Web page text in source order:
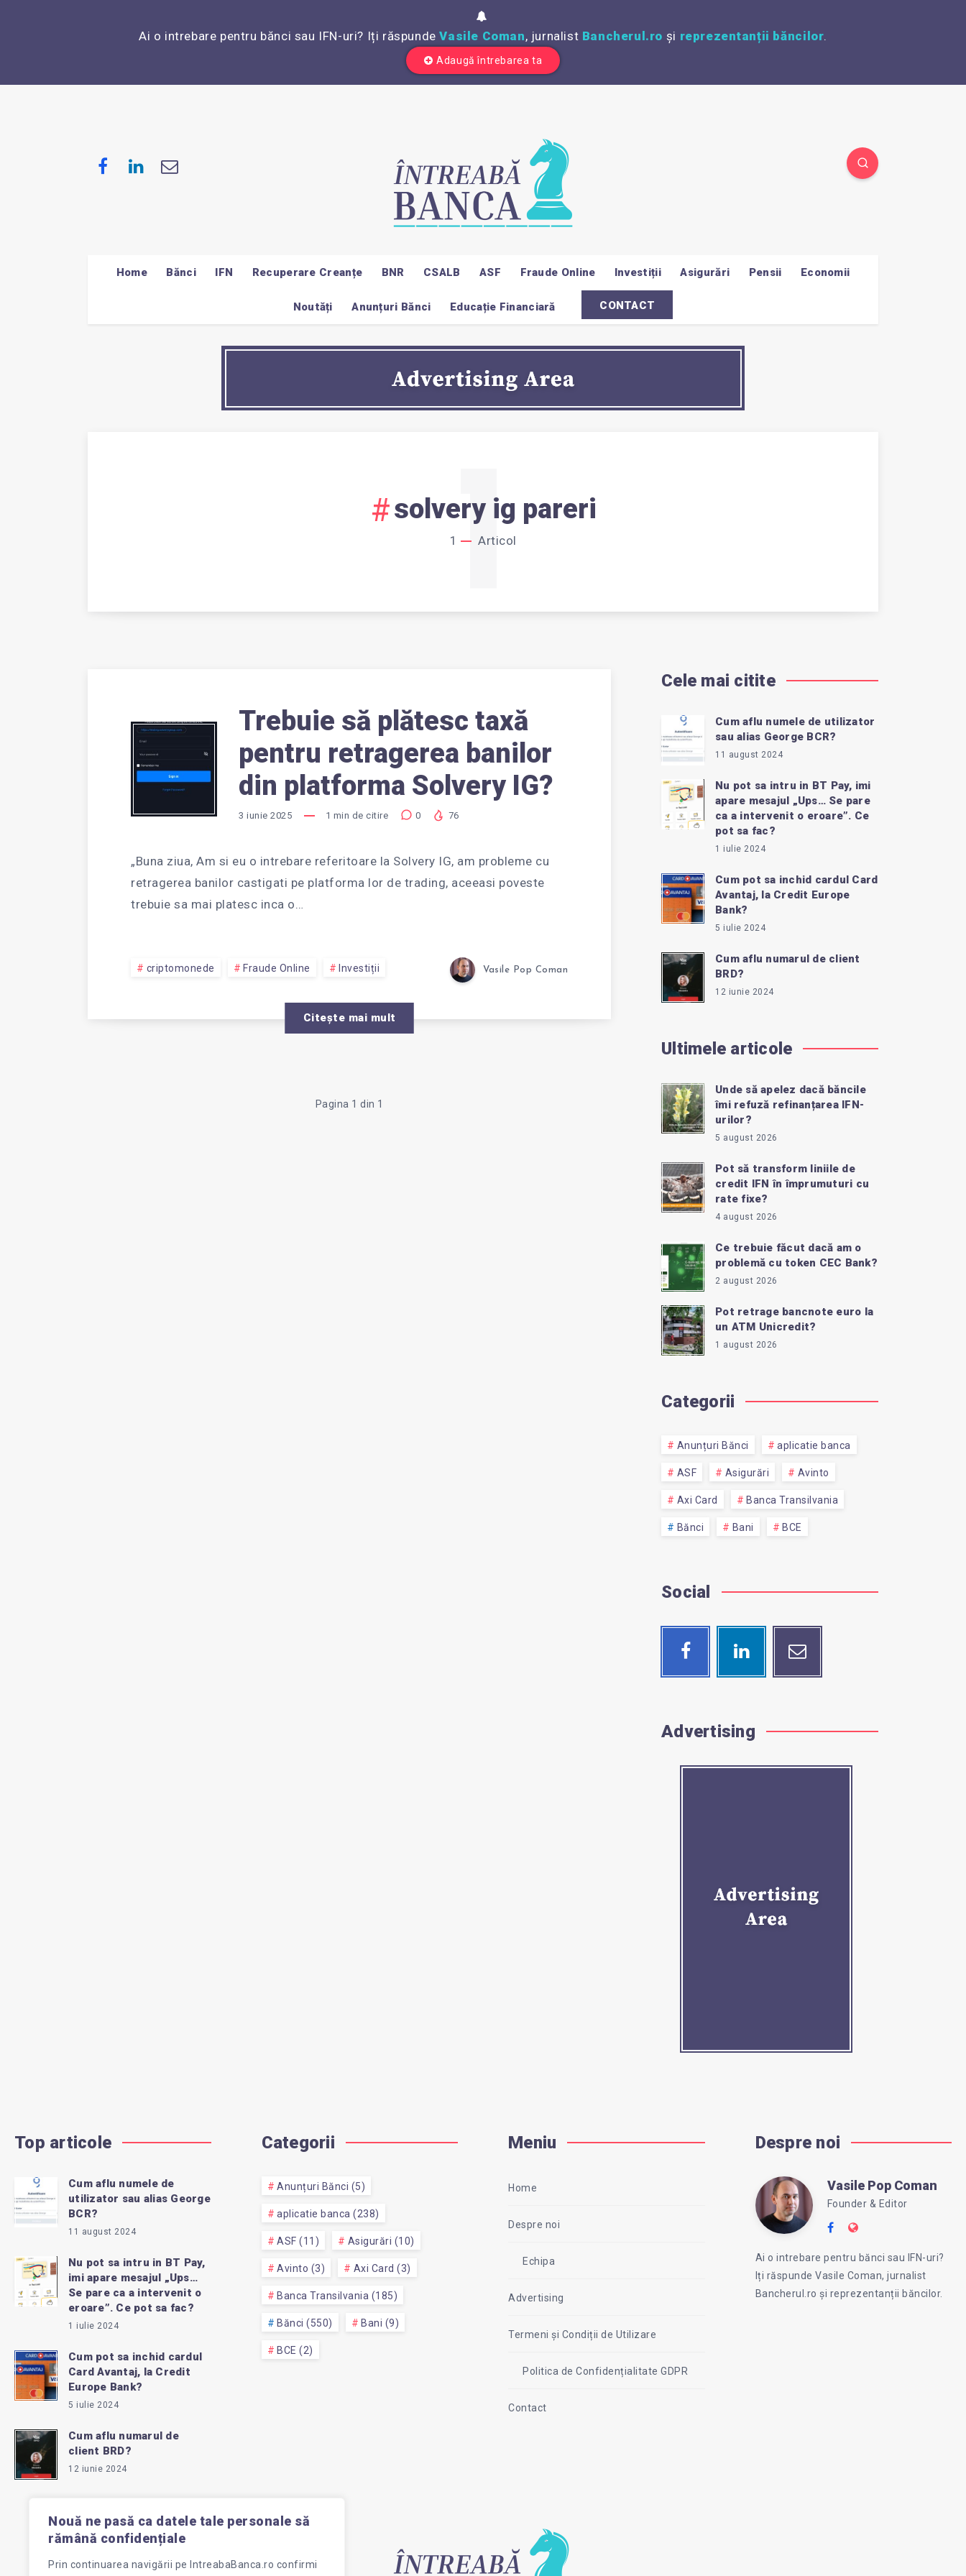
Nouă ne pasă ca datele tale personale să
rămână confidențiale
Prin continuarea navigării pe IntreabaBanca.ro confirmi
Ai o intrebare pentru bănci sau IFN-uri? Iți răspundeVasile Coman, jurnalist Bancherul.ro și reprezentanții băncilor.
Adaugă întrebarea ta
Home Bănci IFN Recuperare Creanțe BNR CSALB ASF Fraude Online Investiții Asigurări Pensii Economii
Noutăți Anunțuri Bănci Educație Financiară CONTACT
solvery ig pareri
1 Articol
1
TREBUIE
SĂ
PLĂTESC
TAXĂ
PENTRU
RETRAGEREA
BANILOR
Trebuie să plătesc taxă
pentru retragerea banilor
din platforma Solvery IG?
3 iunie 2025 1 min de citire 0 76
„Buna ziua, Am si eu o intrebare referitoare la Solvery IG, am probleme cu
retragerea banilor castigati pe platforma lor de trading, aceeasi poveste
trebuie sa mai platesc inca o…
criptomonede Fraude Online Investiții Vasile Pop Coman
Citește mai mult
Pagina 1 din 1
Cele mai citite
Cum aflu numele de utilizator
sau alias George BCR?
11 august 2024
Nu pot sa intru in BT Pay, imi
apare mesajul „Ups… Se pare
ca a intervenit o eroare”. Ce
pot sa fac?
1 iulie 2024
Cum pot sa inchid cardul Card
Avantaj, la Credit Europe
Bank?
5 iulie 2024
Cum aflu numarul de client
BRD?
12 iunie 2024
Ultimele articole
Unde să apelez dacă băncile
îmi refuză refinanțarea IFN-
urilor?
5 august 2026
Pot să transform liniile de
credit IFN în împrumuturi cu
rate fixe?
4 august 2026
Ce trebuie făcut dacă am o
problemă cu token CEC Bank?
2 august 2026
Pot retrage bancnote euro la
un ATM Unicredit?
1 august 2026
Categorii
Anunțuri Bănci aplicatie banca
ASF Asigurări Avinto
Axi Card Banca Transilvania
Bănci Bani BCE
Social
Facebook
Follow
Linkedin
Visit
Email
Contact
Advertising
Top articole
Cum aflu numele de
utilizator sau alias George
BCR?
11 august 2024
Nu pot sa intru in BT Pay,
imi apare mesajul „Ups…
Se pare ca a intervenit o
eroare”. Ce pot sa fac?
1 iulie 2024
Cum pot sa inchid cardul
Card Avantaj, la Credit
Europe Bank?
5 iulie 2024
Cum aflu numarul de
client BRD?
12 iunie 2024
Categorii
Anunțuri Bănci (5)
aplicatie banca (238)
ASF (11) Asigurări (10)
Avinto (3) Axi Card (3)
Banca Transilvania (185)
Bănci (550) Bani (9)
BCE (2)
Meniu
Home
Despre noi
Echipa
Advertising
Termeni și Condiții de Utilizare
Politica de Confidențialitate GDPR
Contact
Despre noi
Vasile
Pop
Coman
Vasile Pop Coman
Founder & Editor
Follow
on
Website:
Ai o intrebare pentru bănci sau IFN-uri?
Iți răspunde Vasile Coman, jurnalist
Bancherul.ro și reprezentanții băncilor.